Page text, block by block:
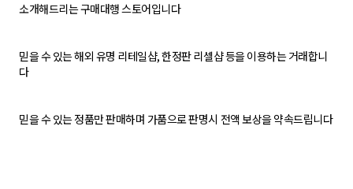
소개해드리는 구매대행 스토어입니다
믿을 수 있는 해외 유명 리테일샵, 한정판 리셀샵 등을 이용하는 거래합니
다
믿을 수 있는 정품만 판매하며 가품으로 판명시 전액 보상을 약속드립니다